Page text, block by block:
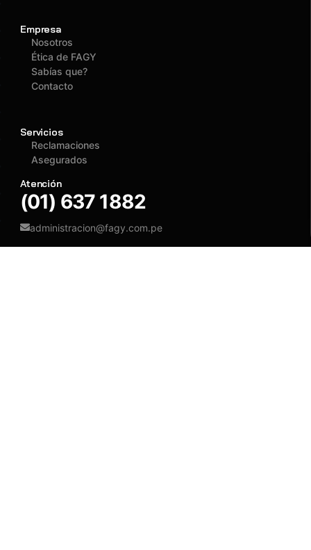
Empresa
Nosotros
Ética de FAGY
Sabías que?
Contacto
Servicios
Reclamaciones
Asegurados
Atención
(01) 637 1882
administracion@fagy.com.pe